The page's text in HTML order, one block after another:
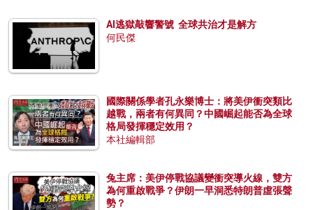
AI逃獄敲響警號 全球共治才是解方
何民傑
國際關係學者孔永樂博士：將美伊衝突類比
越戰，兩者有何異同？中國崛起能否為全球
格局發揮穩定效用？
本社編輯部
兔主席：美伊停戰協議變衝突導火線，雙方
為何重啟戰爭？伊朗一早洞悉特朗普虛張聲
勢？